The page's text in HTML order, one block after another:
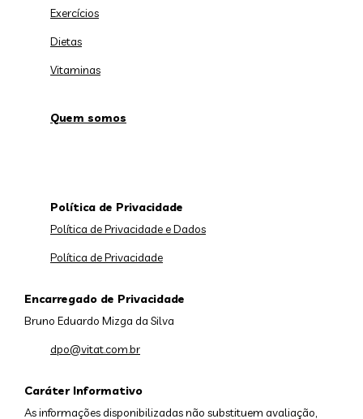
Exercícios
Dietas
Vitaminas
Quem somos
Caráter Informativo
As informações disponibilizadas não substituem avaliação,
Política de Privacidade
Política de Privacidade e Dados
Política de Privacidade
Encarregado de Privacidade
Bruno Eduardo Mizga da Silva
dpo@vitat.com.br